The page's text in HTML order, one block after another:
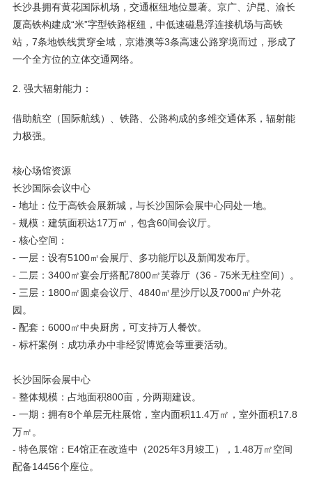
长沙县拥有黄花国际机场，交通枢纽地位显著。京广、沪昆、渝长
厦高铁构建成“米”字型铁路枢纽，中低速磁悬浮连接机场与高铁
站，7条地铁线贯穿全域，京港澳等3条高速公路穿境而过，形成了
一个全方位的立体交通网络。
2. 强大辐射能力：
借助航空（国际航线）、铁路、公路构成的多维交通体系，辐射能
力极强。
核心场馆资源
长沙国际会议中心
- 地址：位于高铁会展新城，与长沙国际会展中心同处一地。
- 规模：建筑面积达17万㎡，包含60间会议厅。
- 核心空间：
- 一层：设有5100㎡会展厅、多功能厅以及新闻发布厅。
- 二层：3400㎡宴会厅搭配7800㎡芙蓉厅（36 - 75米无柱空间）。
- 三层：1800㎡圆桌会议厅、4840㎡星沙厅以及7000㎡户外花
园。
- 配套：6000㎡中央厨房，可支持万人餐饮。
- 标杆案例：成功承办中非经贸博览会等重要活动。
长沙国际会展中心
- 整体规模：占地面积800亩，分两期建设。
- 一期：拥有8个单层无柱展馆，室内面积11.4万㎡，室外面积17.8
万㎡。
- 特色展馆：E4馆正在改造中（2025年3月竣工），1.48万㎡空间
配备14456个座位。